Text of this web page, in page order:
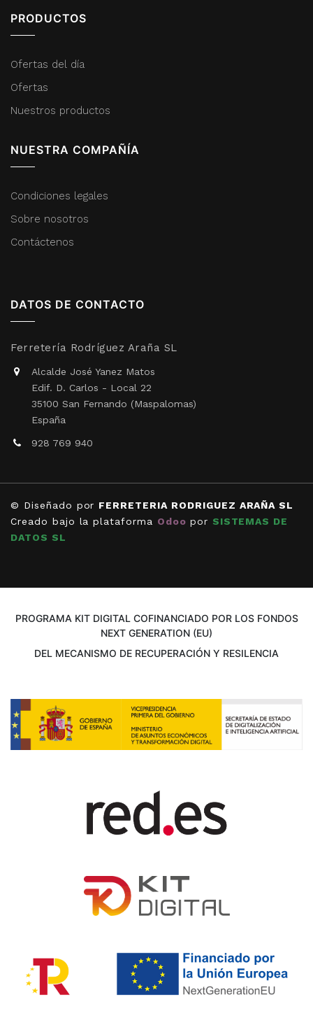
PRODUCTOS
Ofertas del día
Ofertas
Nuestros productos
NUESTRA COMPAÑÍA
Condiciones legales
Sobre nosotros
Contáctenos
DATOS DE CONTACTO
Ferretería Rodríguez Araña SL
Alcalde José Yanez Matos
Edif. D. Carlos - Local 22
35100 San Fernando (Maspalomas)
España
928 769 940
© Diseñado por FERRETERIA RODRIGUEZ ARAÑA SL
Creado bajo la plataforma Odoo por SISTEMAS DE
DATOS SL
PROGRAMA KIT DIGITAL COFINANCIADO POR LOS FONDOS
NEXT GENERATION (EU)
DEL MECANISMO DE RECUPERACIÓN Y RESILENCIA